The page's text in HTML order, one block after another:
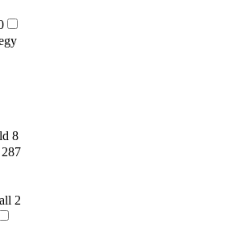
8
287
2